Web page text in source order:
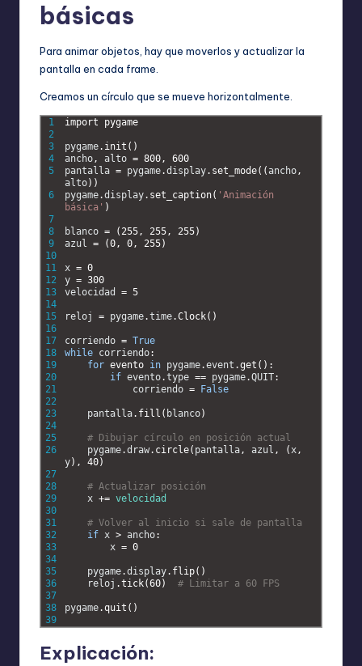
básicas
Para animar objetos, hay que moverlos y actualizar la
pantalla en cada frame.
Creamos un círculo que se mueve horizontalmente.
1
2
3
4
5
6
7
8
9
10
11
12
13
14
15
16
17
18
19
20
21
22
23
24
25
26
27
28
29
30
31
32
33
34
35
36
37
38
39
import pygame
pygame. init ( )
ancho, alto = 800,
600
pantalla = pygame.display. set_mode( (ancho,
alto) )
pygame.display. set_caption( 'Animación
básica' )
blanco = ( 255, 255, 255)
azul = (0, 0, 255)
x = 0
y = 300
velocidad
= 5
reloj = pygame.time.Clock( )
corriendo = True
while corriendo:
for evento in pygame.event .get ( ) :
if evento.type == pygame.QUIT:
corriendo = False
pantalla. fill ( blanco)
# Dibujar círculo en posición actual
pygame.draw. circle( pantalla, azul , (x,
y) , 40)
# Actualizar posición
x += velocidad
# Volver al inicio si sale de pantalla
if x > ancho:
x = 0
pygame.display. flip( )
reloj .tick(60) # Limitar a 60 FPS
pygame.quit ( )
Explicación: